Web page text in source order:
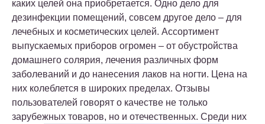
каких целей она приобретается. Одно дело для
дезинфекции помещений, совсем другое дело – для
лечебных и косметических целей. Ассортимент
выпускаемых приборов огромен – от обустройства
домашнего солярия, лечения различных форм
заболеваний и до нанесения лаков на ногти. Цена на
них колеблется в широких пределах. Отзывы
пользователей говорят о качестве не только
зарубежных товаров, но и отечественных. Среди них